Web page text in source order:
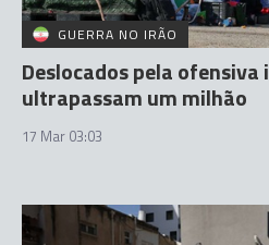
GUERRA NO IRÃO
Deslocados pela
ultrapassam um milhão
17 Mar 03:03